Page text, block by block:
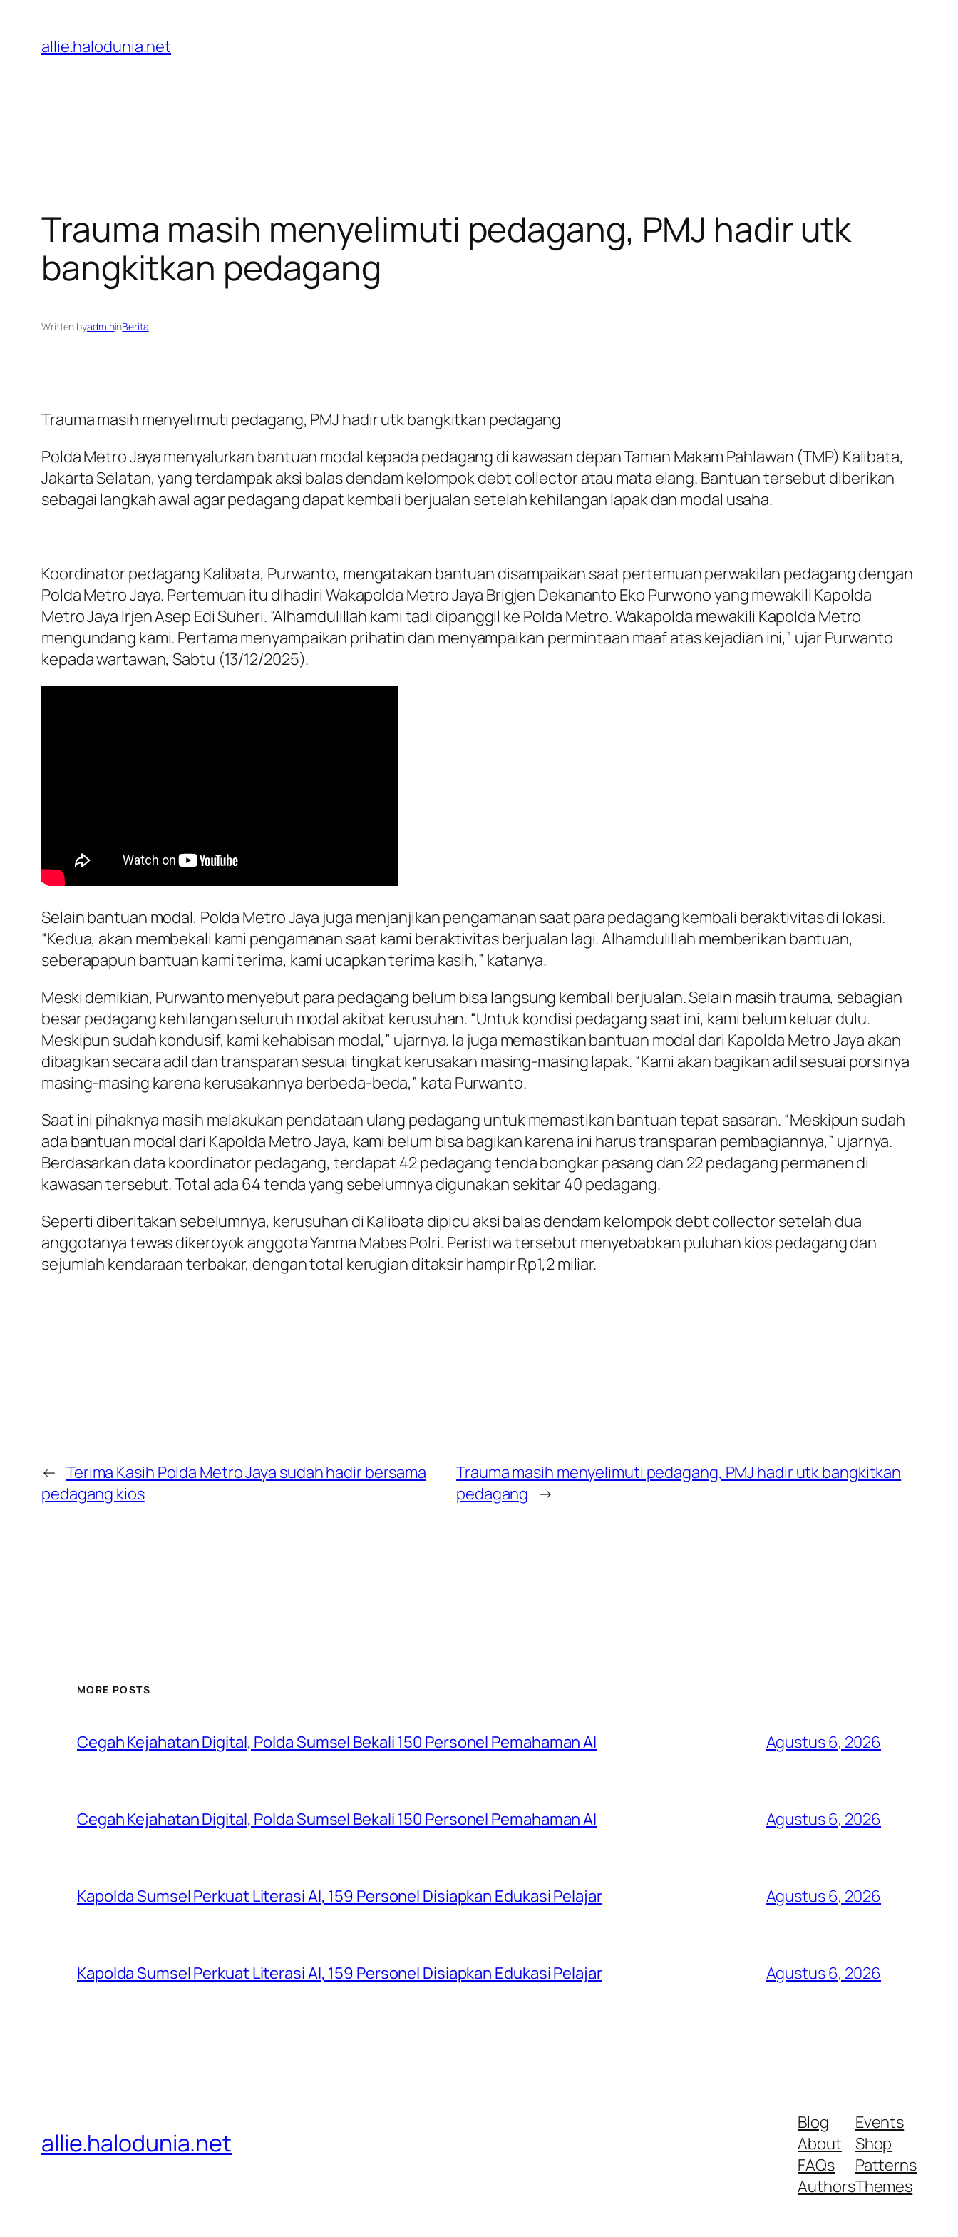
konten
allie.halodunia.net
Trauma masih menyelimuti pedagang, PMJ hadir utk
bangkitkan pedagang
Written byadmininBerita
Trauma masih menyelimuti pedagang, PMJ hadir utk bangkitkan pedagang
Polda Metro Jaya menyalurkan bantuan modal kepada pedagang di kawasan depan Taman Makam Pahlawan (TMP) Kalibata,
Jakarta Selatan, yang terdampak aksi balas dendam kelompok debt collector atau mata elang. Bantuan tersebut diberikan
sebagai langkah awal agar pedagang dapat kembali berjualan setelah kehilangan lapak dan modal usaha.
Koordinator pedagang Kalibata, Purwanto, mengatakan bantuan disampaikan saat pertemuan perwakilan pedagang dengan
Polda Metro Jaya. Pertemuan itu dihadiri Wakapolda Metro Jaya Brigjen Dekananto Eko Purwono yang mewakili Kapolda
Metro Jaya Irjen Asep Edi Suheri. “Alhamdulillah kami tadi dipanggil ke Polda Metro. Wakapolda mewakili Kapolda Metro
mengundang kami. Pertama menyampaikan prihatin dan menyampaikan permintaan maaf atas kejadian ini,” ujar Purwanto
kepada wartawan, Sabtu (13/12/2025).
Selain bantuan modal, Polda Metro Jaya juga menjanjikan pengamanan saat para pedagang kembali beraktivitas di lokasi.
“Kedua, akan membekali kami pengamanan saat kami beraktivitas berjualan lagi. Alhamdulillah memberikan bantuan,
seberapapun bantuan kami terima, kami ucapkan terima kasih,” katanya.
Meski demikian, Purwanto menyebut para pedagang belum bisa langsung kembali berjualan. Selain masih trauma, sebagian
besar pedagang kehilangan seluruh modal akibat kerusuhan. “Untuk kondisi pedagang saat ini, kami belum keluar dulu.
Meskipun sudah kondusif, kami kehabisan modal,” ujarnya. Ia juga memastikan bantuan modal dari Kapolda Metro Jaya akan
dibagikan secara adil dan transparan sesuai tingkat kerusakan masing-masing lapak. “Kami akan bagikan adil sesuai porsinya
masing-masing karena kerusakannya berbeda-beda,” kata Purwanto.
Saat ini pihaknya masih melakukan pendataan ulang pedagang untuk memastikan bantuan tepat sasaran. “Meskipun sudah
ada bantuan modal dari Kapolda Metro Jaya, kami belum bisa bagikan karena ini harus transparan pembagiannya,” ujarnya.
Berdasarkan data koordinator pedagang, terdapat 42 pedagang tenda bongkar pasang dan 22 pedagang permanen di
kawasan tersebut. Total ada 64 tenda yang sebelumnya digunakan sekitar 40 pedagang.
Seperti diberitakan sebelumnya, kerusuhan di Kalibata dipicu aksi balas dendam kelompok debt collector setelah dua
anggotanya tewas dikeroyok anggota Yanma Mabes Polri. Peristiwa tersebut menyebabkan puluhan kios pedagang dan
sejumlah kendaraan terbakar, dengan total kerugian ditaksir hampir Rp1,2 miliar.
← Terima Kasih Polda Metro Jaya sudah hadir bersama
pedagang kios
Trauma masih menyelimuti pedagang, PMJ hadir utk bangkitkan
pedagang →
MORE POSTS
Cegah Kejahatan Digital, Polda Sumsel Bekali 150 Personel Pemahaman AI Agustus 6, 2026
Cegah Kejahatan Digital, Polda Sumsel Bekali 150 Personel Pemahaman AI Agustus 6, 2026
Kapolda Sumsel Perkuat Literasi AI, 159 Personel Disiapkan Edukasi Pelajar Agustus 6, 2026
Kapolda Sumsel Perkuat Literasi AI, 159 Personel Disiapkan Edukasi Pelajar Agustus 6, 2026
allie.halodunia.net
Blog
About
FAQs
Authors
Events
Shop
Patterns
Themes